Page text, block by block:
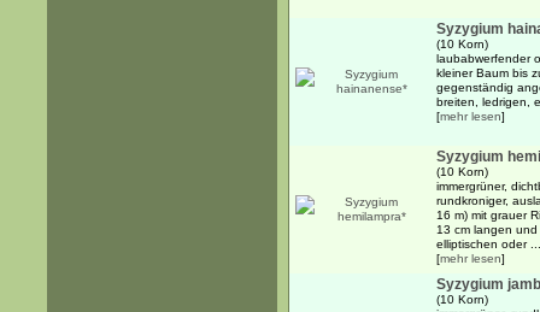
Syzygium
(10 Korn)
laubabwerfender
kleiner Baum bis
gegenständig
breiten, ledrigen,
[mehr lesen]
Syzygium
(10 Korn)
immergrüner,
rundkroniger,
16 m) mit grauer
13 cm langen
elliptischen oder ...
[mehr lesen]
Syzygium
(10 Korn)